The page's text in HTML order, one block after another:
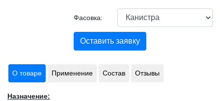
Фасовка:
Оставить заявку
О товаре Применение Состав Отзывы
Назначение: